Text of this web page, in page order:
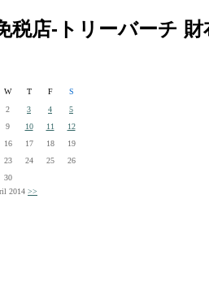
店-トリーバーチ 財
W T F
S
2 3 4
5
9 10 11
12
16 17 18
19
23 24 25
26
30
2014 >>